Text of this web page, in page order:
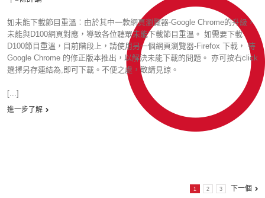
如未能下載節目重溫︰由於其中一款網頁瀏覽器-Google Chrome的升級，
未能與D100網頁對應，導致各位聽眾未能下載節目重溫。 如需要下載
D100節目重溫，目前階段上，請使用另一個網頁瀏覽器-Firefox 下載， 待
Google Chrome 的修正版本推出，以解決未能下載的問題。 亦可按右click
選擇另存連結為,即可下載。不便之處，敬請見諒。
[...]
進一步了解
1 2 3 下一個